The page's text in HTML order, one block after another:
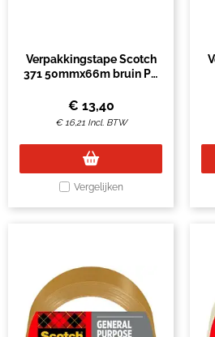
Verpakkingstape Scotch
371 50mmx66m bruin PP
€ 13,40
€16,21 Incl. BTW
Vergelijken